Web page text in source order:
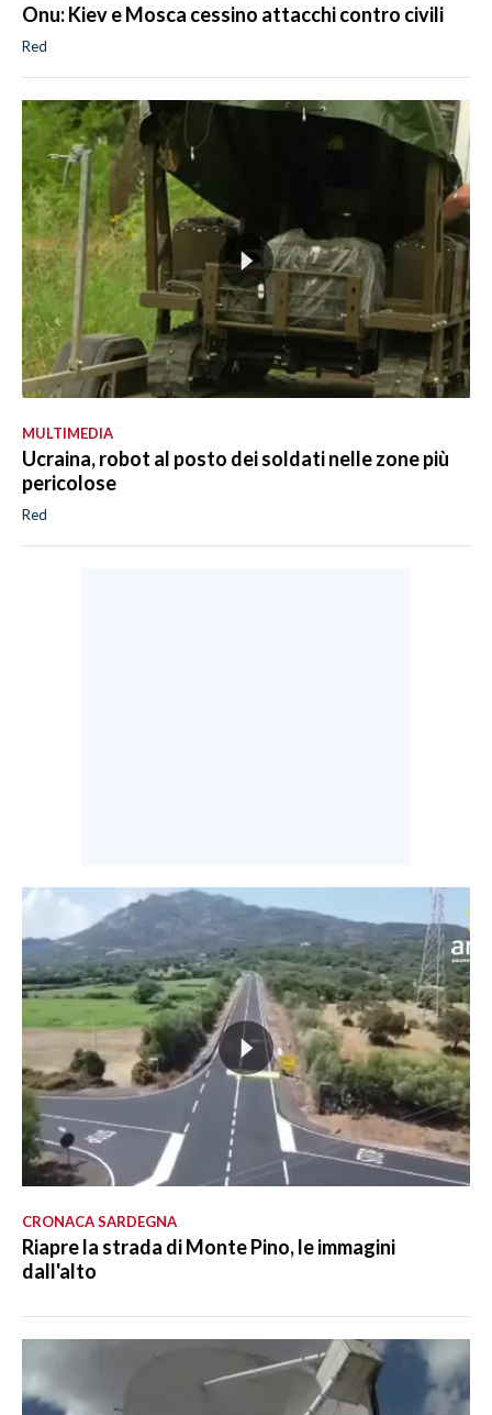
Onu: Kiev e Mosca cessino attacchi contro civili
Red
MULTIMEDIA
Ucraina, robot al posto dei soldati nelle zone più
pericolose
Red
CRONACA SARDEGNA
Riapre la strada di Monte Pino, le immagini
dall'alto